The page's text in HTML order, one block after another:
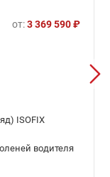
от:3 369 590 ₽
ISOFIX
водителя